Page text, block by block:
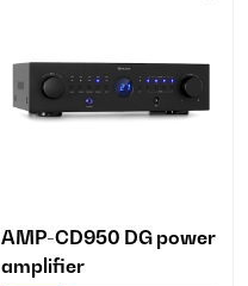
AMP-CD950 DG power
amplifier